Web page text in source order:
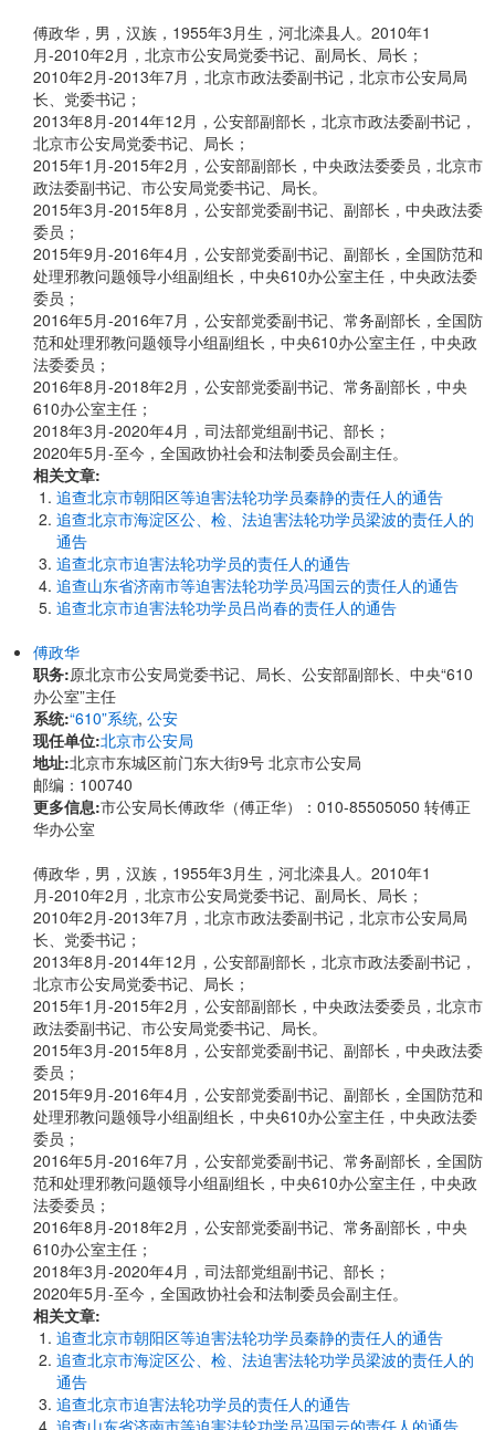
傅政华，男，汉族，1955年3月生，河北滦县人。2010年1
月-2010年2月，北京市公安局党委书记、副局长、局长；
2010年2月-2013年7月，北京市政法委副书记，北京市公安局局
长、党委书记；
2013年8月-2014年12月，公安部副部长，北京市政法委副书记，
北京市公安局党委书记、局长；
2015年1月-2015年2月，公安部副部长，中央政法委委员，北京市
政法委副书记、市公安局党委书记、局长。
2015年3月-2015年8月，公安部党委副书记、副部长，中央政法委
委员；
2015年9月-2016年4月，公安部党委副书记、副部长，全国防范和
处理邪教问题领导小组副组长，中央610办公室主任，中央政法委
委员；
2016年5月-2016年7月，公安部党委副书记、常务副部长，全国防
范和处理邪教问题领导小组副组长，中央610办公室主任，中央政
法委委员；
2016年8月-2018年2月，公安部党委副书记、常务副部长，中央
610办公室主任；
2018年3月-2020年4月，司法部党组副书记、部长；
2020年5月-至今，全国政协社会和法制委员会副主任。
相关文章:
追查北京市朝阳区等迫害法轮功学员秦静的责任人的通告
追查北京市海淀区公、检、法迫害法轮功学员梁波的责任人的
通告
追查北京市迫害法轮功学员的责任人的通告
追查山东省济南市等迫害法轮功学员冯国云的责任人的通告
追查北京市迫害法轮功学员吕尚春的责任人的通告
傅政华
职务:原北京市公安局党委书记、局长、公安部副部长、中央“610
办公室”主任
系统:“610”系统, 公安
现任单位:北京市公安局
地址:北京市东城区前门东大街9号 北京市公安局
邮编：100740
更多信息:市公安局长傅政华（傅正华）：010-85505050 转傅正
华办公室
傅政华，男，汉族，1955年3月生，河北滦县人。2010年1
月-2010年2月，北京市公安局党委书记、副局长、局长；
2010年2月-2013年7月，北京市政法委副书记，北京市公安局局
长、党委书记；
2013年8月-2014年12月，公安部副部长，北京市政法委副书记，
北京市公安局党委书记、局长；
2015年1月-2015年2月，公安部副部长，中央政法委委员，北京市
政法委副书记、市公安局党委书记、局长。
2015年3月-2015年8月，公安部党委副书记、副部长，中央政法委
委员；
2015年9月-2016年4月，公安部党委副书记、副部长，全国防范和
处理邪教问题领导小组副组长，中央610办公室主任，中央政法委
委员；
2016年5月-2016年7月，公安部党委副书记、常务副部长，全国防
范和处理邪教问题领导小组副组长，中央610办公室主任，中央政
法委委员；
2016年8月-2018年2月，公安部党委副书记、常务副部长，中央
610办公室主任；
2018年3月-2020年4月，司法部党组副书记、部长；
2020年5月-至今，全国政协社会和法制委员会副主任。
相关文章:
追查北京市朝阳区等迫害法轮功学员秦静的责任人的通告
追查北京市海淀区公、检、法迫害法轮功学员梁波的责任人的
通告
追查北京市迫害法轮功学员的责任人的通告
追查山东省济南市等迫害法轮功学员冯国云的责任人的通告